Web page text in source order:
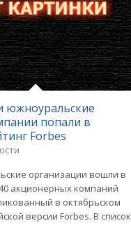
южноуральские
попали в
Forbes
организации вошли в
акционерных компаний
в октябрьском
версии Forbes. В список